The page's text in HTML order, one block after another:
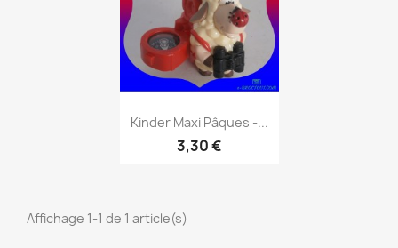
Aperçu rapide
Kinder Maxi Pâques -...
3,30 €
Affichage 1-1 de 1 article(s)